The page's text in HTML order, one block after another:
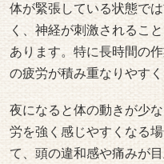
体が緊張している状態で
く、神経が刺激されるこ
あります。特に長時間の
の疲労が積み重なりやす
夜になると体の動きが少
労を強く感じやすくなる
て、頭の違和感や痛みが